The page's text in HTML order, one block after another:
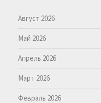
Август 2026
Май 2026
Апрель 2026
Март 2026
Февраль 2026